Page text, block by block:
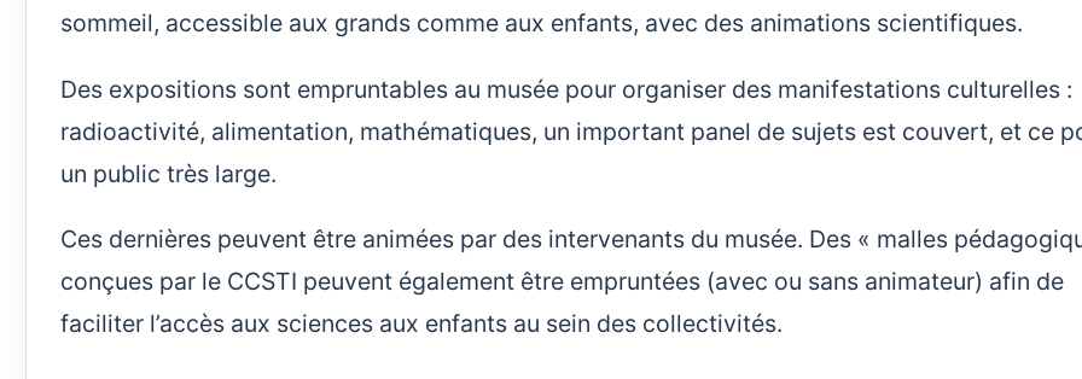
sommeil, accessible aux grands comme aux enfants, avec des animations scientifiques.
Des expositions sont empruntables au musée pour organiser des manifestations culturelles :
radioactivité, alimentation, mathématiques, un important panel de sujets est couvert, et ce
un public très large.
Ces dernières peuvent être animées par des intervenants du musée. Des « malles
conçues par le CCSTI peuvent également être empruntées (avec ou sans animateur) afin de
faciliter l’accès aux sciences aux enfants au sein des collectivités.